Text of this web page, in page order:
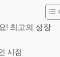
! 최고의 성장
시점